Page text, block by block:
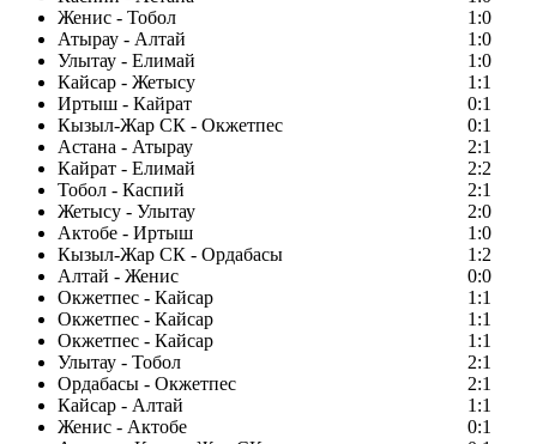
Женис - Тобол
1:0
Атырау - Алтай
1:0
Улытау - Елимай
1:0
Кайсар - Жетысу
1:1
Иртыш - Кайрат
0:1
Кызыл-Жар СК - Окжетпес
0:1
Астана - Атырау
2:1
Кайрат - Елимай
2:2
Тобол - Каспий
2:1
Жетысу - Улытау
2:0
Актобе - Иртыш
1:0
Кызыл-Жар СК - Ордабасы
1:2
Алтай - Женис
0:0
Окжетпес - Кайсар
1:1
Окжетпес - Кайсар
1:1
Окжетпес - Кайсар
1:1
Улытау - Тобол
2:1
Ордабасы - Окжетпес
2:1
Кайсар - Алтай
1:1
Женис - Актобе
0:1